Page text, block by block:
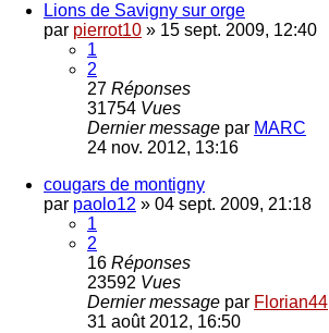
Lions de Savigny sur orge
par pierrot10 » 15 sept. 2009, 12:40
1
2
27 Réponses
31754 Vues
Dernier message par MARC
24 nov. 2012, 13:16
cougars de montigny
par paolo12 » 04 sept. 2009, 21:18
1
2
16 Réponses
23592 Vues
Dernier message par Florian44
31 août 2012, 16:50